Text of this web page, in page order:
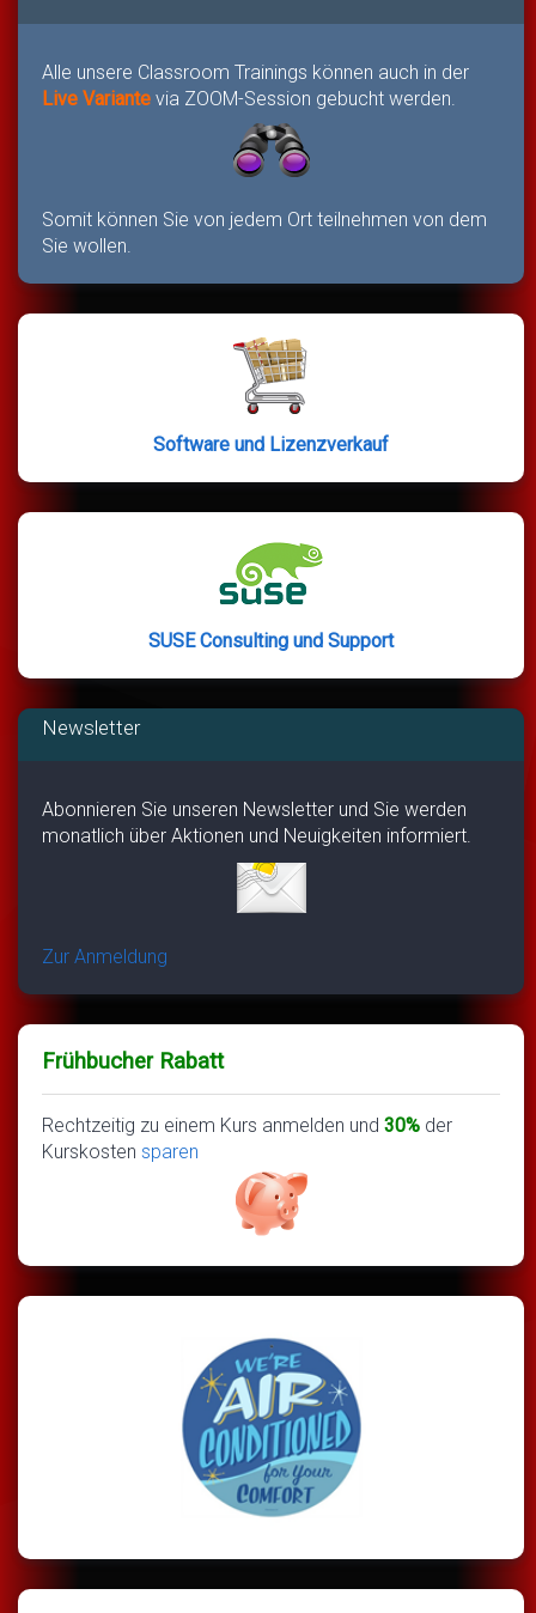
Alle unsere Classroom Trainings können auch in der
Live Variante via ZOOM-Session gebucht werden.
Somit können Sie von jedem Ort teilnehmen von dem
Sie wollen.
Software und Lizenzverkauf
SUSE Consulting und Support
Newsletter
Abonnieren Sie unseren Newsletter und Sie werden
monatlich über Aktionen und Neuigkeiten informiert.
Zur Anmeldung
Frühbucher Rabatt
Rechtzeitig zu einem Kurs anmelden und 30% der
Kurskosten sparen